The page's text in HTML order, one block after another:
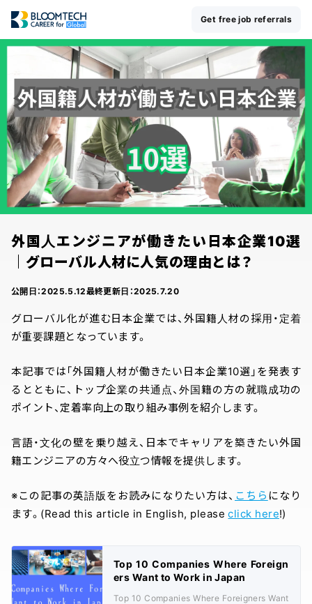
Get free job referrals
外国人エンジニアが働きたい日本企業10選
｜グローバル人材に人気の理由とは？
公開日：2025.5.12最終更新日：2025.7.20
グローバル化が進む日本企業では、外国籍人材の採用・定着
が重要課題となっています。
本記事では「外国籍人材が働きたい日本企業10選」を発表す
るとともに、トップ企業の共通点、外国籍の方の就職成功の
ポイント、定着率向上の取り組み事例を紹介します。
言語・文化の壁を乗り越え、日本でキャリアを築きたい外国
籍エンジニアの方々へ役立つ情報を提供します。
※この記事の英語版をお読みになりたい方は、 こちら になり
ます。(Read this article in English, pleaseclick here!)
Top 10 Companies Where Foreign
ers Want to Work in Japan
Top 10 Companies Where Foreigners Want